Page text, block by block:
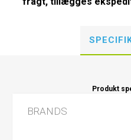
Produkt
BRANDS